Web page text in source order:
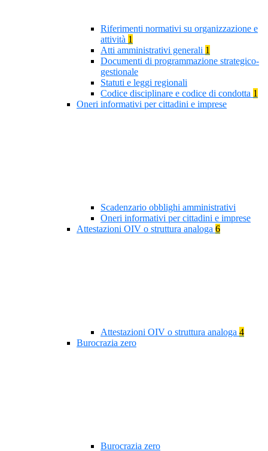
Riferimenti normativi su organizzazione e
attività 1
Atti amministrativi generali 1
Documenti di programmazione strategico-
gestionale
Statuti e leggi regionali
Codice disciplinare e codice di condotta 1
Oneri informativi per cittadini e imprese
Scadenzario obblighi amministrativi
Oneri informativi per cittadini e imprese
Attestazioni OIV o struttura analoga 6
Attestazioni OIV o struttura analoga 4
Burocrazia zero
Burocrazia zero